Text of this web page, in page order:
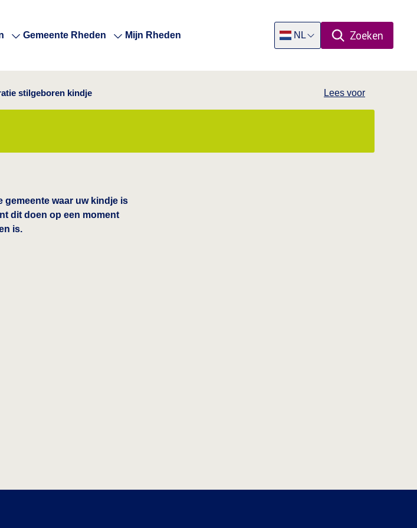
Gemeente Rheden Mijn Rheden
NL
Zoeken
Open
stilgeboren kindje Lees voor
gemeente waar uw kindje is
dit doen op een moment
is.